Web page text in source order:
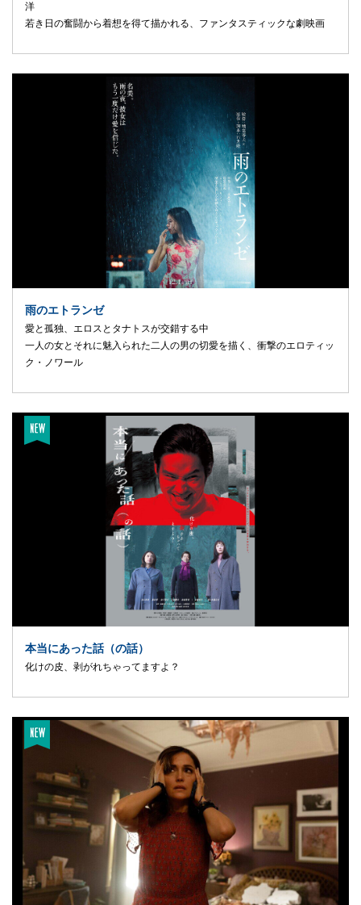
洋
若き⽇の奮闘から着想を得て描かれる、ファンタスティックな劇映画
雨のエトランゼ
愛と孤独、エロスとタナトスが交錯する中
一人の女とそれに魅入られた二人の男の切愛を描く、衝撃のエロティッ
ク・ノワール
本当にあった話（の話）
化けの皮、剥がれちゃってますよ？